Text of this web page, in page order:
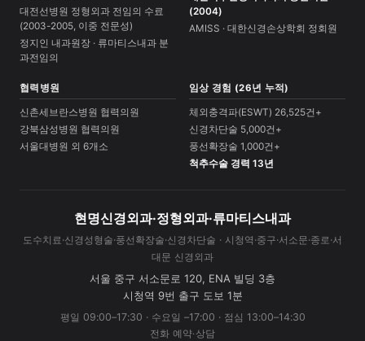
대전선병원 정형외과 전임의 수료
(2003-2005, 이중 전문성)
정지인 내과원장 · 류마티스내과 분
과전임의
(2004)
AMISS · 대한신경손상학회 정회원
협력병원
신촌세브란스병원 협력의원
강북삼성병원 협력의원
서울대병원 외 6개소
임상 경험 (26년 누적)
체외충격파(ESWT) 26,525건+
신경차단술 5,000건+
풍선확장술 1,000건+
척추수술 경력 13년
현명신경외과·정형외과·류마티스내과
도수치료·신경성형술·풍선확장술·신경차단술 · 시청역·중구·서소문·종로·서
대문 신경외과
서울 중구 서소문로 120, ENA 빌딩 3층
시청역 9번 출구 도보 1분
평일 09:00–17:30 · 수요일 –17:00 · 점심 13:00–14:30
전화 예약·상담